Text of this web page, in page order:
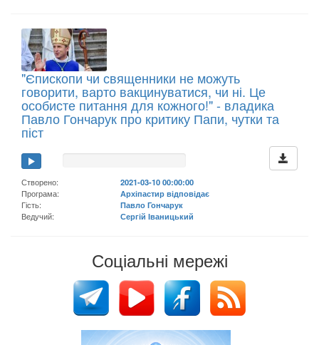
"Єпископи чи священники не можуть
говорити, варто вакцинуватися, чи ні. Це
особисте питання для кожного!" - владика
Павло Гончарук про критику Папи, чутки та
піст
Створено:
2021-03-10 00:00:00
Програма:
Архіпастир відповідає
Гість:
Павло Гончарук
Ведучий:
Сергій Іваницький
Соціальні мережі